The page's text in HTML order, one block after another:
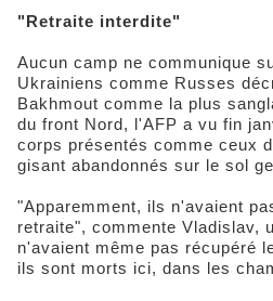
"Retraite interdite"
Aucun camp ne communique
Ukrainiens comme Russes
Bakhmout comme la plus
du front Nord, l'AFP a vu fin
corps présentés comme ceux
gisant abandonnés sur le sol
"Apparemment, ils n'avaient
retraite", commente Vladislav,
n'avaient même pas récupéré
ils sont morts ici, dans les